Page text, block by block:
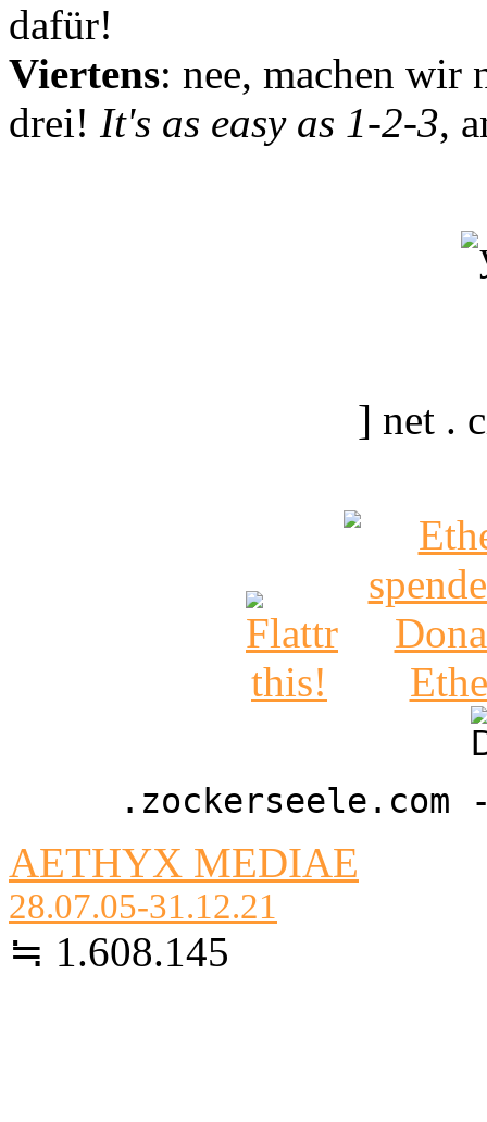
dafür!
Viertens: nee, machen wir
drei! It's as easy as 1-2-3,
] net .
AETHYX MEDIAE
28.07.05-31.12.21
≒ 1.608.145